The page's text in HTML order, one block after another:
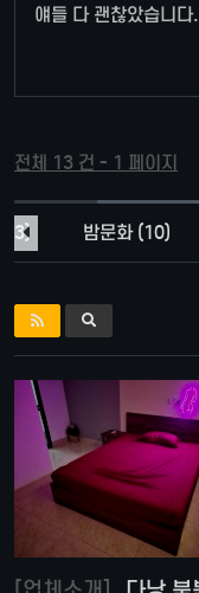
얘들 다 괜찮았습니다.
전체 13 건 - 1 페이지
밤문화 (10)